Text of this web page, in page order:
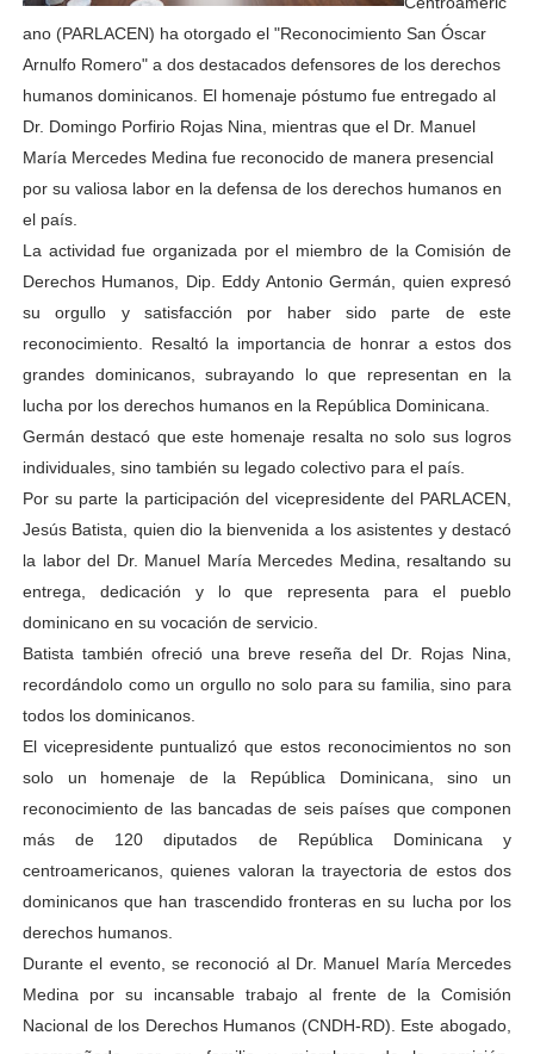
ano (PARLACEN) ha otorgado el "Reconocimiento San Óscar
Arnulfo Romero" a dos destacados defensores de los derechos
humanos dominicanos. El homenaje póstumo fue entregado al
Dr. Domingo Porfirio Rojas Nina, mientras que el Dr. Manuel
María Mercedes Medina fue reconocido de manera presencial
por su valiosa labor en la defensa de los derechos humanos en
el país.
La actividad fue organizada por el miembro de la Comisión de
Derechos Humanos, Dip. Eddy Antonio Germán, quien expresó
su orgullo y satisfacción por haber sido parte de este
reconocimiento. Resaltó la importancia de honrar a estos dos
grandes dominicanos, subrayando lo que representan en la
lucha por los derechos humanos en la República Dominicana.
Germán destacó que este homenaje resalta no solo sus logros
individuales, sino también su legado colectivo para el país.
Por su parte la participación del vicepresidente del PARLACEN,
Jesús Batista, quien dio la bienvenida a los asistentes y destacó
la labor del Dr. Manuel María Mercedes Medina, resaltando su
entrega, dedicación y lo que representa para el pueblo
dominicano en su vocación de servicio.
Batista también ofreció una breve reseña del Dr. Rojas Nina,
recordándolo como un orgullo no solo para su familia, sino para
todos los dominicanos.
El vicepresidente puntualizó que estos reconocimientos no son
solo un homenaje de la República Dominicana, sino un
reconocimiento de las bancadas de seis países que componen
más de 120 diputados de República Dominicana y
centroamericanos, quienes valoran la trayectoria de estos dos
dominicanos que han trascendido fronteras en su lucha por los
derechos humanos.
Durante el evento, se reconoció al Dr. Manuel María Mercedes
Medina por su incansable trabajo al frente de la Comisión
Nacional de los Derechos Humanos (CNDH-RD). Este abogado,